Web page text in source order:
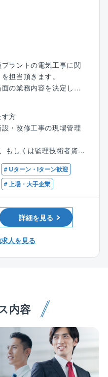
える制御システムを開
処理施設で活用されて
インフラを支える社会
首都圏や関西でも案件
共同研究が進みリチウ
ギー分野の開発にも大
、福岡銀行、西日本シ
ある企業です。
ラントの電気工事に関
担当頂きます。
の業務内容を決定しま
す。
制御システム、総合制御
パワーセンタ、配電
塔など
監視制御装置、浄水場
トロールセンター、塵
業所用蓄電システム、
60％、高速道路20％
場合もございます。
稀に1年を超える大型案
：0
ります。
上下水、ゴミ焼却の水
す方
・改修工事の現場管理
もしくは監理技術者資格
方
お持ちの方
ラントの施工管理経験
# Uターン・Iターン歓迎
# 上場・大手企業
詳細を見る
人を見る
内容